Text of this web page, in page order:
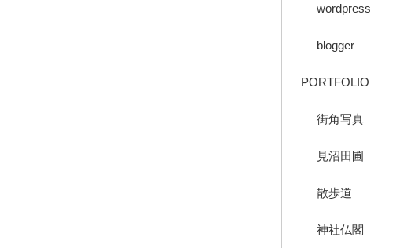
wordpress
blogger
PORTFOLIO
街角写真
見沼田圃
散歩道
神社仏閣